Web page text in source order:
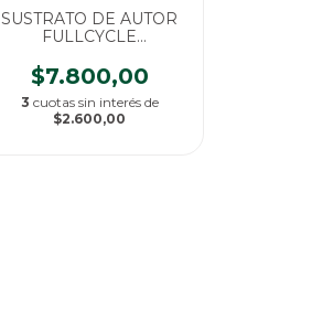
SUSTRATO DE AUTOR
FULLCYCLE
20LT , 100% ORGANICO
$7.800,00
3 cuotas sin interés de
$2.600,00